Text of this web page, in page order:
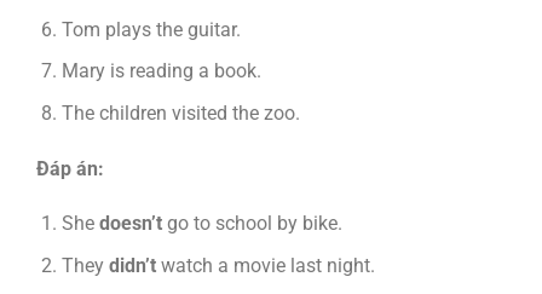
Tom plays the guitar.
Mary is reading a book.
The children visited the zoo.
Đáp án:
She doesn’tgo to school by bike.
They didn’twatch a movie last night.